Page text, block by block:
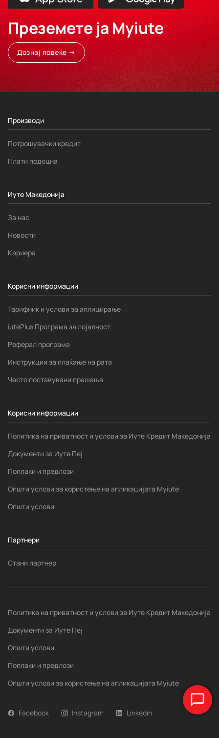
Преземете ја Myiute
Дознај повеќе →
Производи
Потрошувачки кредит
Плати подоцна
Иуте Македонија
За нас
Новости
Кариера
Корисни информации
Тарифник и услови за аплицирање
iutePlus Програма за лојалност
Реферал програма
Инструкции за плаќање на рата
Често поставувани прашања
Корисни информации
Политика на приватност и услови за Иуте Кредит Македонија
Документи за Иуте Пеј
Поплаки и предлози
Општи услови за користење на апликацијата Myiute
Општи услови
Партнери
Стани партнер
Политика на приватност и услови за Иуте Кредит Македонија
Документи за Иуте Пеј
Општи услови
Поплаки и предлози
Општи услови за користење на апликацијата Myiute
Facebook Instagram Linkedin